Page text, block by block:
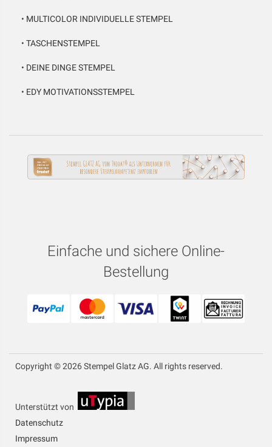
• MULTICOLOR INDIVIDUELLE STEMPEL
• TASCHENSTEMPEL
• DEINE DINGE STEMPEL
• EDY MOTIVATIONSSTEMPEL
Einfache und sichere Online-
Bestellung
Copyright © 2026 Stempel Glatz AG. All rights reserved.
Unterstützt von
Datenschutz
Impressum